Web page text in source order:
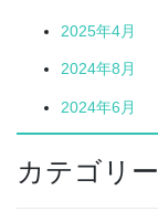
2025年4月
2024年8月
2024年6月
カテゴリー